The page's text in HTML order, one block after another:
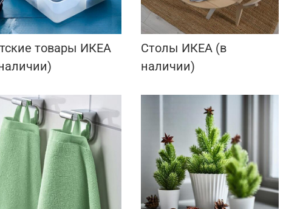
товары ИКЕА
Столы ИКЕА (в
наличии)